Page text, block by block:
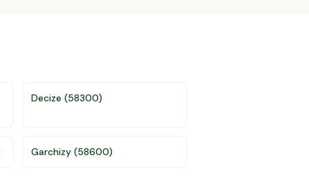
Decize (58300)
Garchizy (58600)